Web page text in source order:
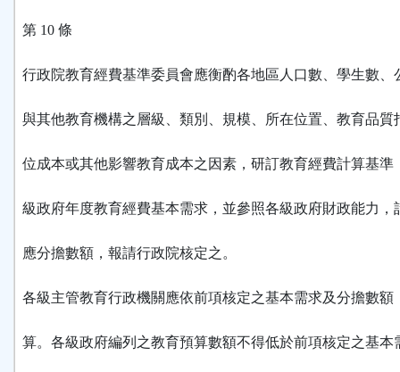
第 10 條
行政院教育經費基準委員會應衡酌各地區人口數、學生數、
與其他教育機構之層級、類別、規模、所在位置、教育品質
位成本或其他影響教育成本之因素，研訂教育經費計算基準
級政府年度教育經費基本需求，並參照各級政府財政能力，
應分擔數額，報請行政院核定之。
各級主管教育行政機關應依前項核定之基本需求及分擔數額
算。各級政府編列之教育預算數額不得低於前項核定之基本